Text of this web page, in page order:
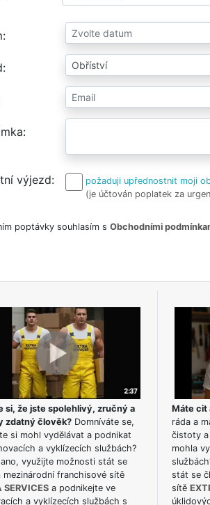
výjezd
požaduji upřednostnit moji
(je účtován poplatek za
poptávky souhlasím s Obchodními
si, že jste spolehlivý, zručný a
zdatný člověk?Domníváte se,
si mohl vydělávat a podnikat
a vyklízecích službách?
využijte možnosti stát se
mezinárodní franchisové sítě
SERVICESa podnikejte ve
a vyklízecích službách s
Máte cit
ráda a
čistoty a
mohla
stát se
sítě